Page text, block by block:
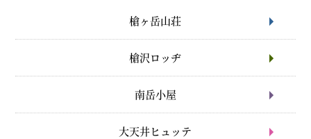
槍ヶ岳山荘
槍沢ロッヂ
南岳小屋
大天井ヒュッテ